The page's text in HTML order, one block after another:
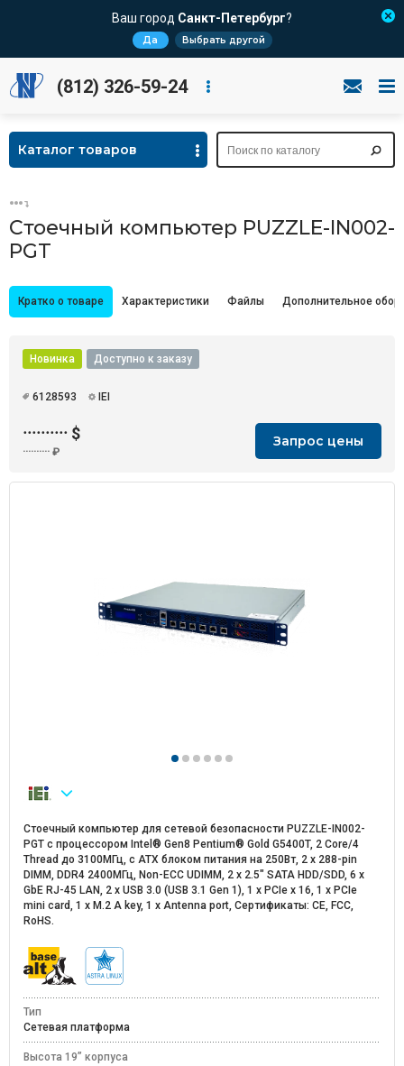
Ваш город Санкт-Петербург?
Да Выбрать другой
(812) 326-59-24
Каталог товаров
Стоечный компьютер PUZZLE-IN002-
PGT
Кратко о товаре Характеристики Файлы Дополнительное
Новинка Доступно к заказу
6128593 IEI
·········· $
·········· ₽
Запрос цены
Стоечный компьютер для сетевой безопасности PUZZLE-IN002-
PGT с процессором Intel® Gen8 Pentium® Gold G5400T, 2 Core/4
Thread до 3100МГц, c ATX блоком питания на 250Вт, 2 x 288-pin
DIMM, DDR4 2400MГц, Non-ECC UDIMM, 2 x 2.5" SATA HDD/SDD, 6 x
GbE RJ-45 LAN, 2 x USB 3.0 (USB 3.1 Gen 1), 1 x PCIe x 16, 1 x PCIe
mini card, 1 x M.2 A key, 1 x Antenna port, Сертификаты: CE, FCC,
RoHS.
Тип
Сетевая платформа
Высота 19” корпуса